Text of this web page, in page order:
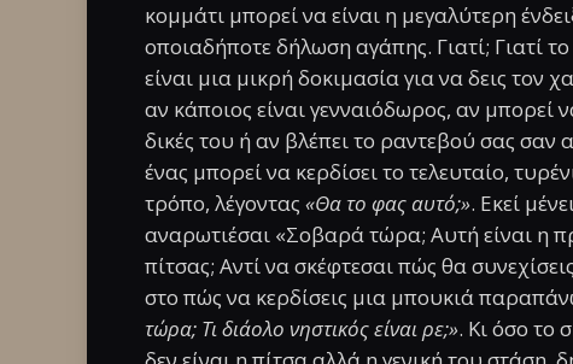
κομμάτι μπορεί να είναι η μεγαλύτερη
οποιαδήποτε δήλωση αγάπης. Γιατί; Γιατί
είναι μια μικρή δοκιμασία για να δεις τον
αν κάποιος είναι γενναιόδωρος, αν μπορεί
δικές του ή αν βλέπει το ραντεβού σας
ένας μπορεί να κερδίσει το τελευταίο,
τρόπο, λέγοντας «Θα το φας αυτό;». Εκεί
αναρωτιέσαι «Σοβαρά τώρα; Αυτή είναι η
πίτσας; Αντί να σκέφτεσαι πώς θα
στο πώς να κερδίσεις μια μπουκιά
τώρα; Τι διάολο νηστικός είναι ρε;». Κι όσο το